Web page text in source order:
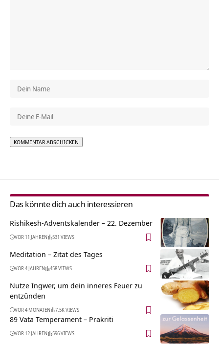
Das könnte dich auch interessieren
Rishikesh-Adventskalender – 22. Dezember
VOR 11 JAHREN 531 VIEWS
Meditation – Zitat des Tages
VOR 4 JAHREN 458 VIEWS
Nutze Ingwer, um dein inneres Feuer zu
entzünden
VOR 4 MONATEN 7.5K VIEWS
89 Vata Temperament – Prakriti
VOR 12 JAHREN 596 VIEWS